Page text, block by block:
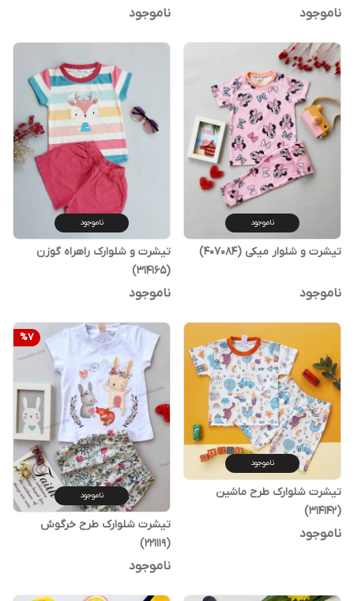
ناموجود ناموجود
ناموجود
تیشرت و شلوار میکی (407084)
ناموجود
ناموجود
تیشرت و شلوارک راهراه گوزن
(314165)
ناموجود
ناموجود
تیشرت شلوارک طرح ماشین
(314142)
ناموجود
%7
ناموجود
تیشرت شلوارک طرح خرگوش
(221119)
ناموجود